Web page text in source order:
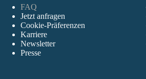
FAQ
Jetzt anfragen
Cookie-Präferenzen
Karriere
Newsletter
Presse